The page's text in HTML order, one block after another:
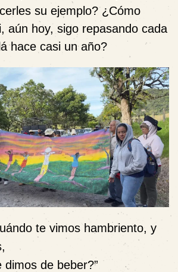
su ejemplo? ¿Cómo
aún hoy, sigo repasando cada
hace casi un año?
te vimos hambriento, y
de beber?”